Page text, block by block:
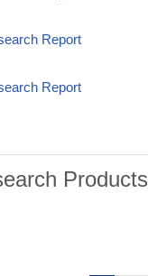
Report
Report
Products